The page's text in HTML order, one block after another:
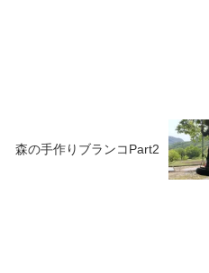
森の手作りブランコPart2